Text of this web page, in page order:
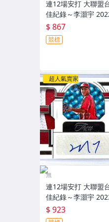
連12場安打 大聯盟
佳紀錄～李灝宇
ini Prizm Draft
新人簽名鑑定卡 RC
～
$ 867
競標
超人氣賣家
無
連12場安打 大聯盟
佳紀錄～李灝宇
ini Three And Two
5張新人原封四球衣
$ 923